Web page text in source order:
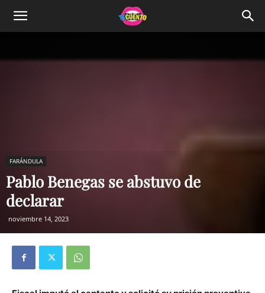
FARÁNDULA
Pablo Benegas se abstuvo de
declarar
noviembre 14, 2023